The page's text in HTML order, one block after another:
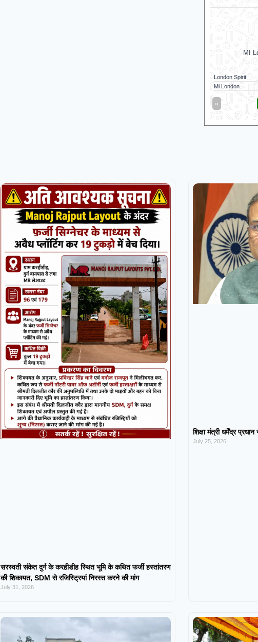
MI
Mi London Women
London Spirit
«
सरस्वती संकेत दुर्ग के करहीडीह स्थित भूमि के कथित फर्जी हस्तांतरण
की शिकायत, SDM से रजिस्ट्रियां निरस्त करने की मांग
July 31, 2026
शिक्षा मंत्री धर्मेंद्र
July 25, 2026